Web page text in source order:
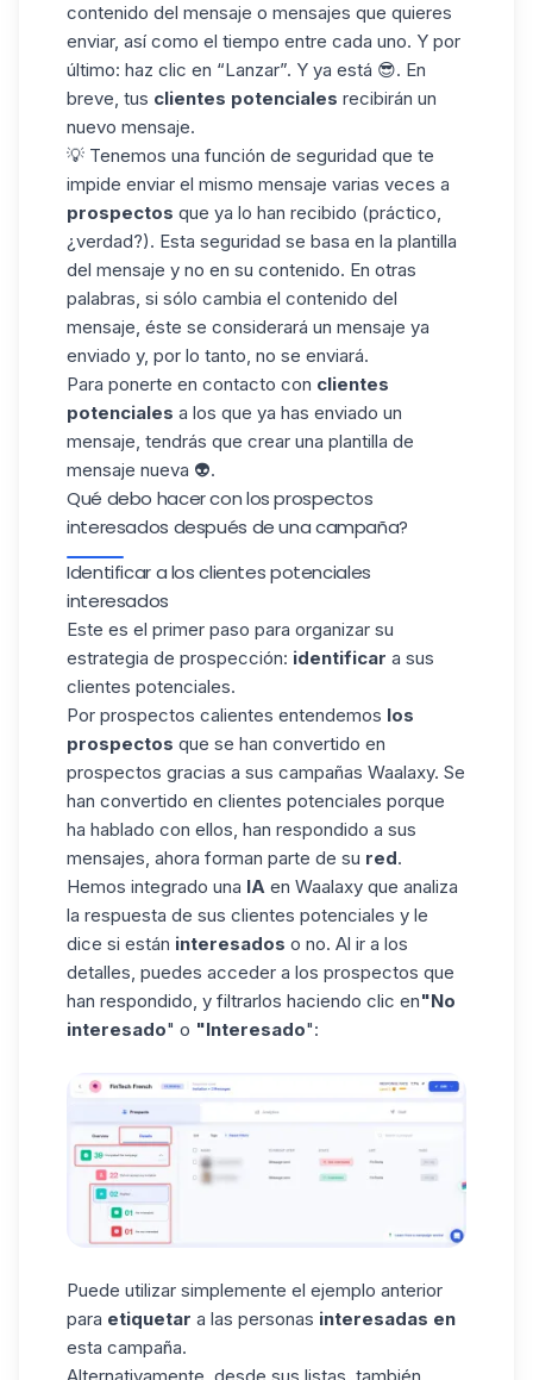
contenido del mensaje o mensajes que quieres
enviar, así como el tiempo entre cada uno. Y por
último: haz clic en “Lanzar”. Y ya está 😎. En
breve, tus clientes potenciales recibirán un
nuevo mensaje.
💡 Tenemos una función de seguridad que te
impide enviar el mismo mensaje varias veces a
prospectos que ya lo han recibido (práctico,
¿verdad?). Esta seguridad se basa en la plantilla
del mensaje y no en su contenido. En otras
palabras, si sólo cambia el contenido del
mensaje, éste se considerará un mensaje ya
enviado y, por lo tanto, no se enviará.
Para ponerte en contacto con clientes
potenciales a los que ya has enviado un
mensaje, tendrás que crear una plantilla de
mensaje nueva 👽.
Qué debo hacer con los prospectos
interesados después de una campaña?
Identificar a los clientes potenciales
interesados
Este es el primer paso para organizar su
estrategia de prospección: identificar a sus
clientes potenciales.
Por prospectos calientes entendemos los
prospectos que se han convertido en
prospectos gracias a sus campañas Waalaxy. Se
han convertido en clientes potenciales porque
ha hablado con ellos, han respondido a sus
mensajes, ahora forman parte de su red.
Hemos integrado una IA en Waalaxy que analiza
la respuesta de sus clientes potenciales y le
dice si están interesados o no. Al ir a los
detalles, puedes acceder a los prospectos que
han respondido, y filtrarlos haciendo clic en"No
interesado" o "Interesado":
Puede utilizar simplemente el ejemplo anterior
para etiquetar a las personas interesadas en
esta campaña.